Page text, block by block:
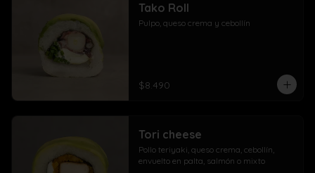
Tako Roll
Pulpo, queso crema y cebollín
$8.490
Tori cheese
Pollo teriyaki, queso crema, cebollín,
envuelto en palta, salmón o mixto